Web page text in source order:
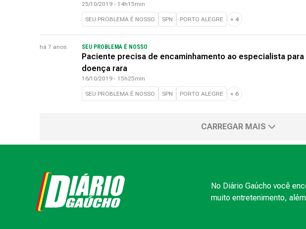
25/10/2019 - 14h15min
SEU PROBLEMA É NOSSO SPN PORTO ALEGRE + 4
há 7 anos SEU PROBLEMA É NOSSO
Paciente precisa de encaminhamento ao especialista
doença rara
16/10/2019 - 15h25min
SEU PROBLEMA É NOSSO SPN PORTO ALEGRE + 6
CARREGAR MAIS
No Diário Gaúcho você
muito entretenimento,